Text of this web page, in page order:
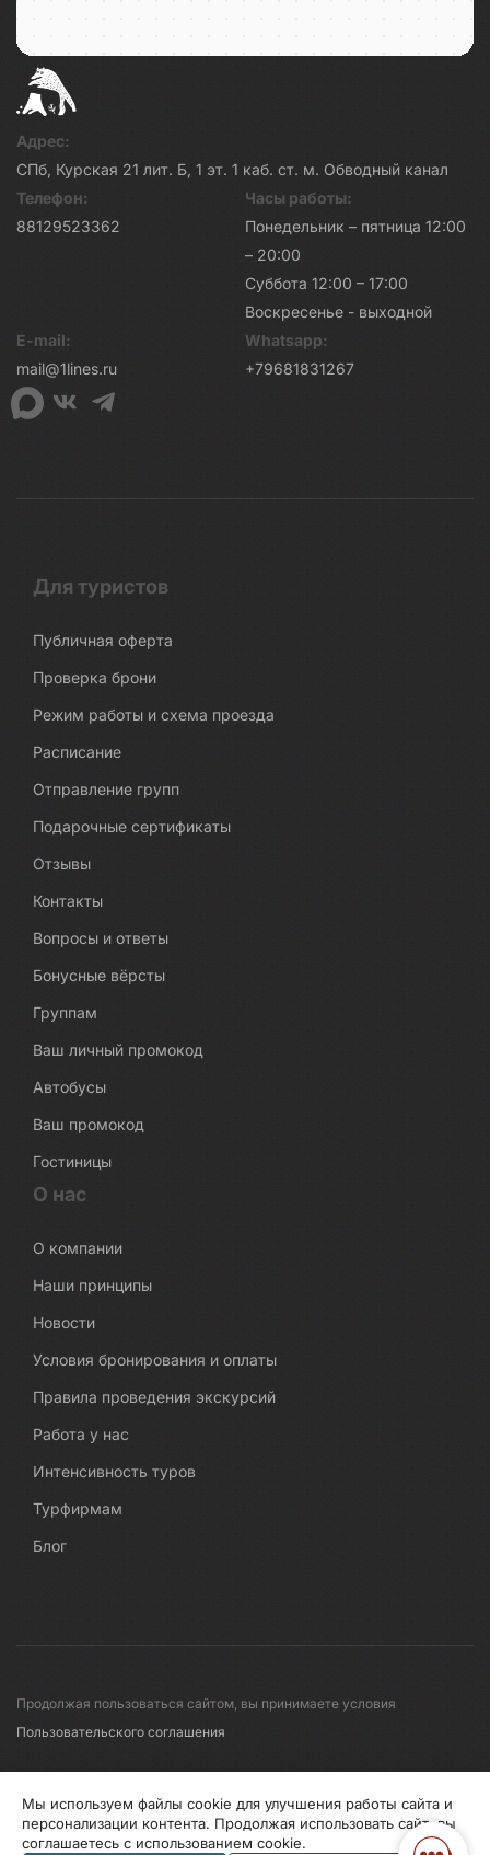
Адрес:
СПб, Курская 21 лит. Б, 1 эт. 1 каб. ст. м. Обводный канал
Телефон:
88129523362
Часы работы:
Понедельник – пятница 12:00
– 20:00
Суббота 12:00 – 17:00
Воскресенье - выходной
E-mail:
mail@1lines.ru
Whatsapp:
+79681831267
Для туристов
Публичная оферта
Проверка брони
Режим работы и схема проезда
Расписание
Отправление групп
Подарочные сертификаты
Отзывы
Контакты
Вопросы и ответы
Бонусные вёрсты
Группам
Ваш личный промокод
Автобусы
Ваш промокод
Гостиницы
О нас
О компании
Наши принципы
Новости
Условия бронирования и оплаты
Правила проведения экскурсий
Работа у нас
Интенсивность туров
Турфирмам
Блог
Продолжая пользоваться сайтом, вы принимаете условия
Пользовательского соглашения
© 2008-2026 Первые линии
Информация по исп. cookies Правила обработки перс.данных
Мы используем файлы cookie для улучшения работы сайта и
персонализации контента. Продолжая использовать сайт, вы
соглашаетесь с использованием cookie.